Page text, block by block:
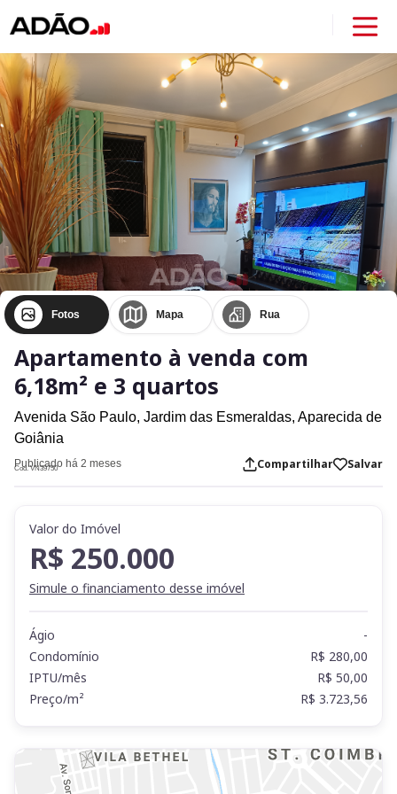
Fotos Mapa Rua
Apartamento à venda com
6,18m² e 3 quartos
Avenida São Paulo, Jardim das Esmeraldas, Aparecida de
Goiânia
Publicado há 2 meses
Cod. VN39750 Compartilhar Salvar
Valor do Imóvel
R$ 250.000
Simule o financiamento desse imóvel
Ágio
-
Condomínio
R$ 280,00
IPTU/mês
R$ 50,00
Preço/m²
R$ 3.723,56